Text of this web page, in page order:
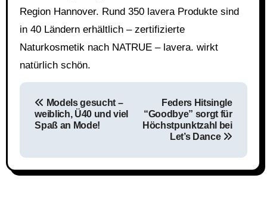
Region Hannover. Rund 350 lavera Produkte sind
in 40 Ländern erhältlich – zertifizierte
Naturkosmetik nach NATRUE – lavera. wirkt
natürlich schön.
Beitragsnavigation
Models gesucht –
weiblich, Ü40 und viel
Spaß an Mode!
Feders Hitsingle
“Goodbye” sorgt für
Höchstpunktzahl bei
Let’s Dance